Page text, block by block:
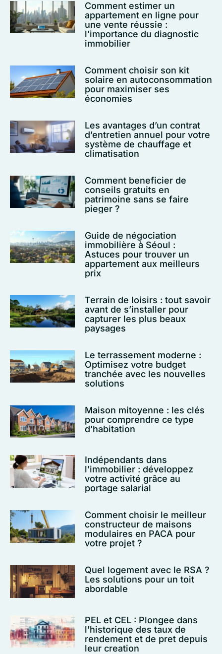
Comment estimer un
appartement en ligne pour
une vente réussie :
l’importance du diagnostic
immobilier
Comment choisir son kit
solaire en autoconsommation
pour maximiser ses
économies
Les avantages d’un contrat
d’entretien annuel pour votre
système de chauffage et
climatisation
Comment beneficier de
conseils gratuits en
patrimoine sans se faire
pieger ?
Guide de négociation
immobilière à Séoul :
Astuces pour trouver un
appartement aux meilleurs
prix
Terrain de loisirs : tout savoir
avant de s’installer pour
capturer les plus beaux
paysages
Le terrassement moderne :
Optimisez votre budget
tranchée avec les nouvelles
solutions
Maison mitoyenne : les clés
pour comprendre ce type
d’habitation
Indépendants dans
l’immobilier : développez
votre activité grâce au
portage salarial
Comment choisir le meilleur
constructeur de maisons
modulaires en PACA pour
votre projet ?
Quel logement avec le RSA ?
Les solutions pour un toit
abordable
PEL et CEL : Plongee dans
l’historique des taux de
rendement et de pret depuis
leur creation